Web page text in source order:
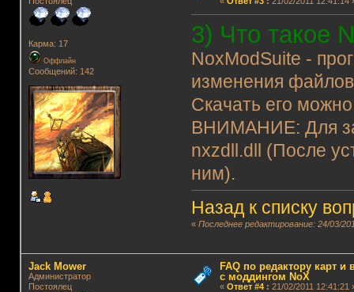
Карма: 17
Оффлайн
Сообщений: 142
3) Что такое
NoxModSuite -
изменения
Скачать его
ВНИМАНИЕ: Для
nxzdll.dll (После
ним).
Назад к списку
«Последнее редактирование: 24/03/
Jack Mower
Администратор
Постоялец
FAQ по редактору карт
с моддингом NoX
« Ответ #4: 21/02/2011 12:41:21